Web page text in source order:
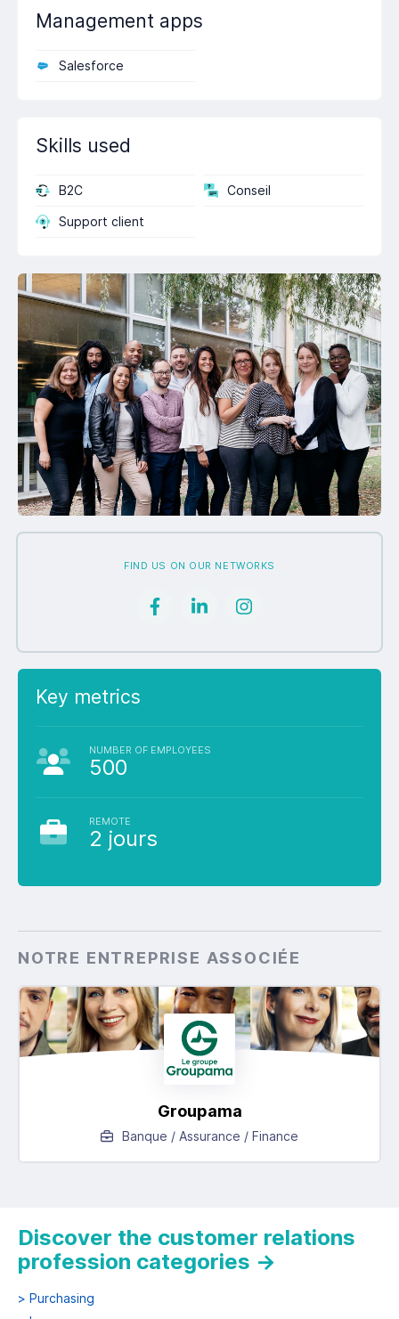
Management apps
Salesforce
Skills used
B2C Conseil
Support client
FIND US ON OUR NETWORKS
Key metrics
NUMBER OF EMPLOYEES
500
REMOTE
2 jours
NOTRE ENTREPRISE ASSOCIÉE
Groupama
Banque / Assurance / Finance
Discover the customer relations
profession categories →
> Purchasing